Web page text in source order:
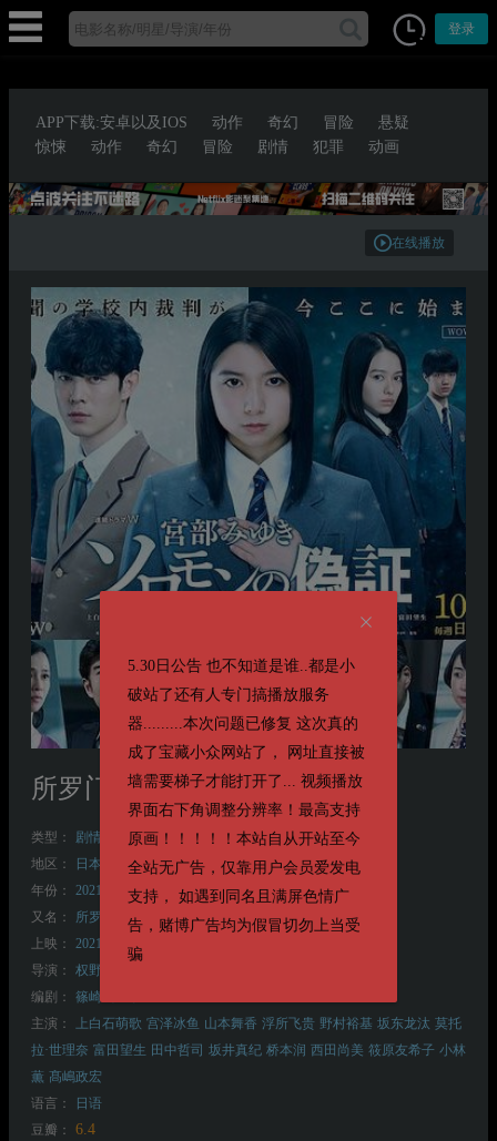
登录
5.30日公告 也不知道是谁..都是小
破站了还有人专门搞播放服务
器.........本次问题已修复 这次真的
成了宝藏小众网站了， 网址直接被
墙需要梯子才能打开了... 视频播放
界面右下角调整分辨率！最高支持
原画！！！！！本站自从开站至今
全站无广告，仅靠用户会员爱发电
支持， 如遇到同名且满屏色情广
告，赌博广告均为假冒切勿上当受
骗
APP下载:安卓以及IOS 动作 奇幻 冒险
悬疑
惊悚
动作 奇幻 冒险 剧情 犯罪 动画
在线播放
所罗门的伪证 ソロモンの偽証
类型： 剧情
悬疑
地区：
日本
年份：
2021
又名：
所罗门的伪证 剧版
上映：
2021-10-03(日本)
导演：
权野元
编剧：
篠崎绘里子
主演：
上白石萌歌 宫泽冰鱼 山本舞香 浮所飞贵 野村裕基 坂东龙汰 莫托
拉·世理奈 富田望生 田中哲司 坂井真纪 桥本润 西田尚美 筱原友希子 ⼩林
薫 髙嶋政宏
语言：
日语
豆瓣：
6.4